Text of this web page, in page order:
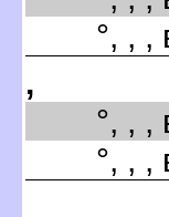
°, , ,
,
°, , ,
°, , ,